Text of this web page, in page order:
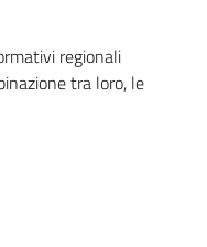
regionali
tra loro, le